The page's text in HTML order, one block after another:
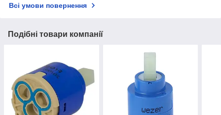
Всі умови повернення
Подібні товари компанії